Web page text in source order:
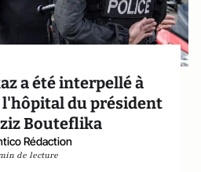
a été interpellé à
l'hôpital du président
Bouteflika
Rédaction
de lecture